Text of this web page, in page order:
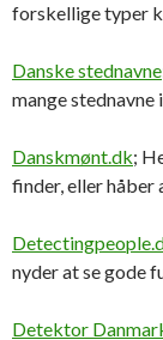
forskellige typer
Danske stednavne
mange stednavne
Danskmønt.dk;
finder, eller håber
nyder at se gode
Detektor